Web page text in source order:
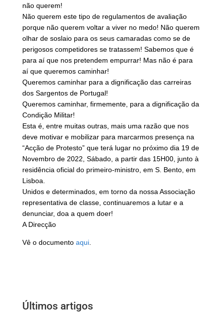
não querem!
Não querem este tipo de regulamentos de avaliação
porque não querem voltar a viver no medo! Não querem
olhar de soslaio para os seus camaradas como se de
perigosos competidores se tratassem! Sabemos que é
para aí que nos pretendem empurrar! Mas não é para
aí que queremos caminhar!
Queremos caminhar para a dignificação das carreiras
dos Sargentos de Portugal!
Queremos caminhar, firmemente, para a dignificação da
Condição Militar!
Esta é, entre muitas outras, mais uma razão que nos
deve motivar e mobilizar para marcarmos presença na
“Acção de Protesto” que terá lugar no próximo dia 19 de
Novembro de 2022, Sábado, a partir das 15H00, junto à
residência oficial do primeiro-ministro, em S. Bento, em
Lisboa.
Unidos e determinados, em torno da nossa Associação
representativa de classe, continuaremos a lutar e a
denunciar, doa a quem doer!
A Direcção
Vê o documento aqui.
Últimos artigos